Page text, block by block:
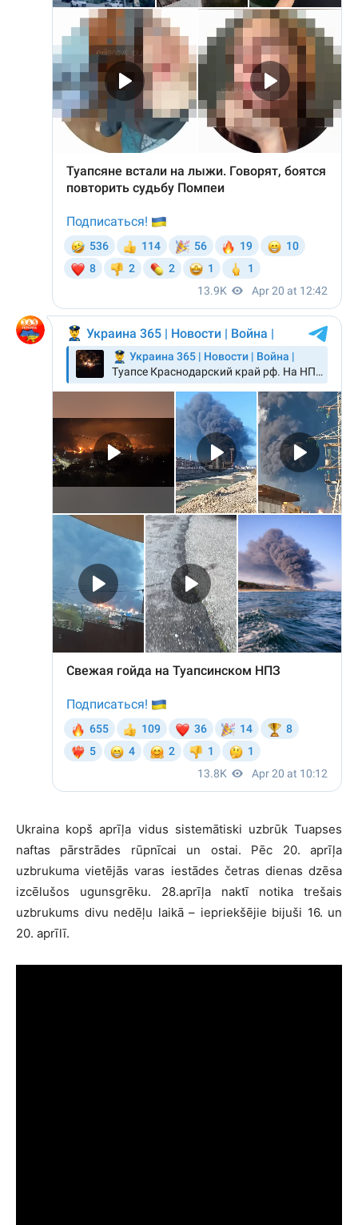
Ukraina kopš aprīļa vidus sistemātiski uzbrūk Tuapses
naftas pārstrādes rūpnīcai un ostai. Pēc 20. aprīļa
uzbrukuma vietējās varas iestādes četras dienas dzēsa
izcēlušos ugunsgrēku. 28.aprīļa naktī notika trešais
uzbrukums divu nedēļu laikā – iepriekšējie bijuši 16. un
20. aprīlī.